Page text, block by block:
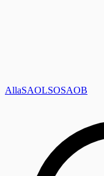
AllaSAOLSOSAOB